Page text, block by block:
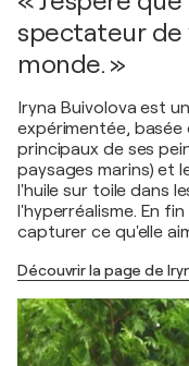
spectateur de
monde. »
Iryna Buivolova est
expérimentée, basée
principaux de ses
paysages marins) et
l'huile sur toile dans
l'hyperréalisme. En
capturer ce qu'elle
Découvrir la page de